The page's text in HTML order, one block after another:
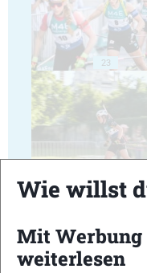
23
25
Wie willst
Mit Werbung
weiterlesen